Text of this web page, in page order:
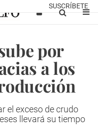
SUSCRÍBETE
por
a los
el exceso de crudo
llevará su tiempo